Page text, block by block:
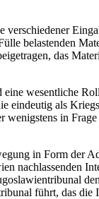
belastenden
das
wesentliche
eindeutig als
in
in Form der
nachlassenden
führt, das die